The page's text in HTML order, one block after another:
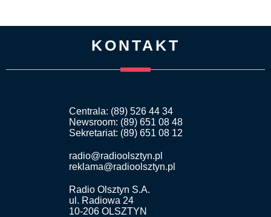
KONTAKT
Centrala: (89) 526 44 34
Newsroom: (89) 651 08 48
Sekretariat: (89) 651 08 12
radio@radioolsztyn.pl
reklama@radioolsztyn.pl
Radio Olsztyn S.A.
ul. Radiowa 24
10-206 OLSZTYN